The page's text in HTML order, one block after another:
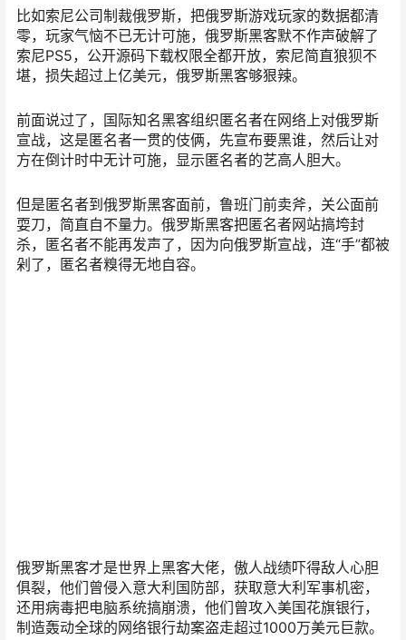
比如索尼公司制裁俄罗斯，把俄罗斯游戏玩家的数据都清
零，玩家气恼不已无计可施，俄罗斯黑客默不作声破解了
索尼PS5，公开源码下载权限全都开放，索尼简直狼狈不
堪，损失超过上亿美元，俄罗斯黑客够狠辣。
前面说过了，国际知名黑客组织匿名者在网络上对俄罗斯
宣战，这是匿名者一贯的伎俩，先宣布要黑谁，然后让对
方在倒计时中无计可施，显示匿名者的艺高人胆大。
但是匿名者到俄罗斯黑客面前，鲁班门前卖斧，关公面前
耍刀，简直自不量力。俄罗斯黑客把匿名者网站搞垮封
杀，匿名者不能再发声了，因为向俄罗斯宣战，连“手”都被
剁了，匿名者糗得无地自容。
俄罗斯黑客才是世界上黑客大佬，傲人战绩吓得敌人心胆
俱裂，他们曾侵入意大利国防部，获取意大利军事机密，
还用病毒把电脑系统搞崩溃，他们曾攻入美国花旗银行，
制造轰动全球的网络银行劫案盗走超过1000万美元巨款。